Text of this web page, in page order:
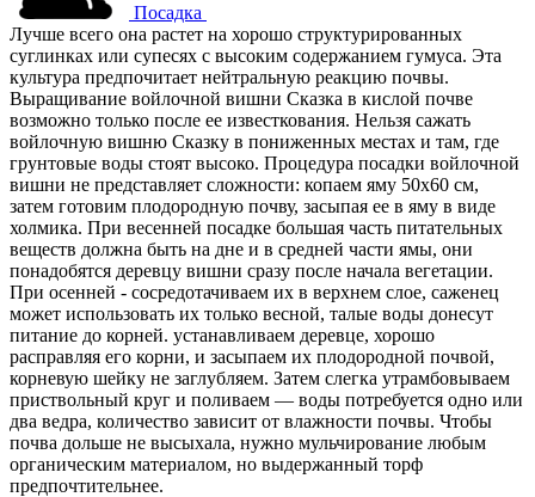
Посадка
Лучше всего она растет на хорошо структурированных
суглинках или супесях с высоким содержанием гумуса. Эта
культура предпочитает нейтральную реакцию почвы.
Выращивание войлочной вишни Сказка в кислой почве
возможно только после ее известкования. Нельзя сажать
войлочную вишню Сказку в пониженных местах и там, где
грунтовые воды стоят высоко. Процедура посадки войлочной
вишни не представляет сложности: копаем яму 50х60 см,
затем готовим плодородную почву, засыпая ее в яму в виде
холмика. При весенней посадке большая часть питательных
веществ должна быть на дне и в средней части ямы, они
понадобятся деревцу вишни сразу после начала вегетации.
При осенней - сосредотачиваем их в верхнем слое, саженец
может использовать их только весной, талые воды донесут
питание до корней. устанавливаем деревце, хорошо
расправляя его корни, и засыпаем их плодородной почвой,
корневую шейку не заглубляем. Затем слегка утрамбовываем
приствольный круг и поливаем — воды потребуется одно или
два ведра, количество зависит от влажности почвы. Чтобы
почва дольше не высыхала, нужно мульчирование любым
органическим материалом, но выдержанный торф
предпочтительнее.